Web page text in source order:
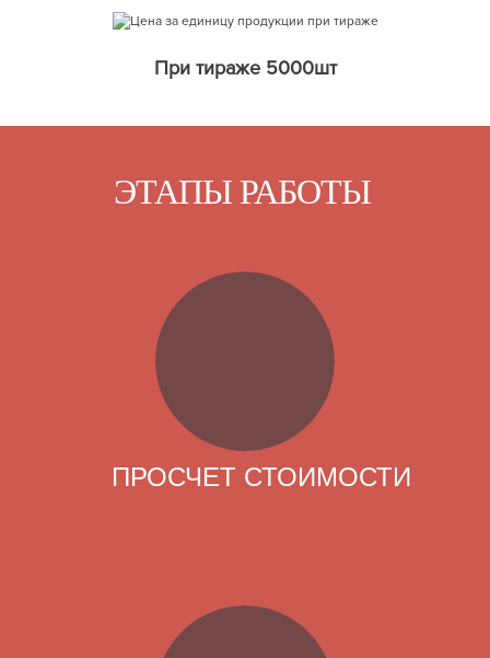
При тираже 5000шт
ЭТАПЫ РАБОТЫ
ПРОСЧЕТ СТОИМОСТИ